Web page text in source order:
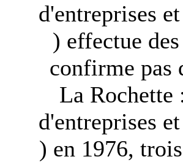
d'entreprises
) effectue
confirme pas
La Rochette
d'entreprises
) en 1976,